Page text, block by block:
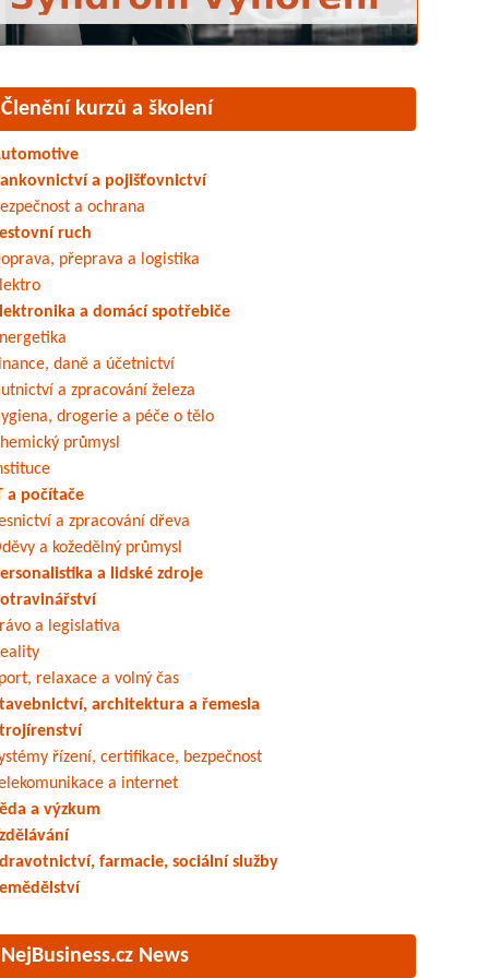
Členění kurzů a školení
a pojišťovnictví
a ochrana
ruch
přeprava a logistika
a domácí spotřebiče
daně a účetnictví
a zpracování železa
drogerie a péče o tělo
průmysl
a počítače
a zpracování dřeva
a kožedělný průmysl
a lidské zdroje
a legislativa
relaxace a volný čas
architektura a řemesla
řízení, certifikace, bezpečnost
a internet
a výzkum
farmacie, sociální služby
NejBusiness.cz News